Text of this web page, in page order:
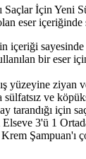
İçin Yeni
eser
bir eser
yüzeyine
ve
tarandığı için
3'ü 1
Şampuan'ı